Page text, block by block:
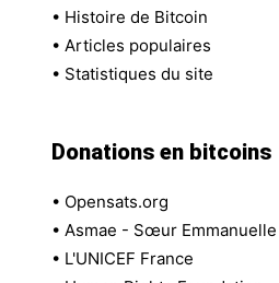
• Histoire de Bitcoin
• Articles populaires
• Statistiques du site
Donations en bitcoins
• Opensats.org
• Asmae - Sœur Emmanuelle
• L'UNICEF France